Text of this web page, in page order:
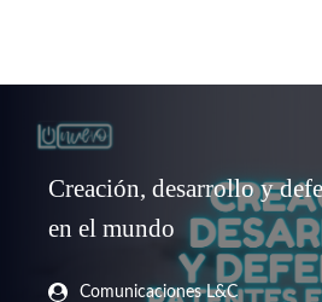
Creación, desarrollo y
en el mundo
Comunicaciones L&C